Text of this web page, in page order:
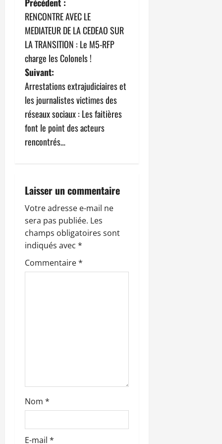
N
a
v
i
g
a
t
i
n
d
’
a
r
e
RENCONTRE AVEC LE
MEDIATEUR DE LA CEDEAO SUR
LA TRANSITION : Le M5-RFP
charge les Colonels !
Suivant:
Arrestations extrajudiciaires et
les journalistes victimes des
réseaux sociaux : Les faitières
font le point des acteurs
rencontrés…
Laisser un commentaire
Votre adresse e-mail ne
sera pas publiée. Les
champs obligatoires sont
indiqués avec *
Commentaire*
Nom *
E-mail *